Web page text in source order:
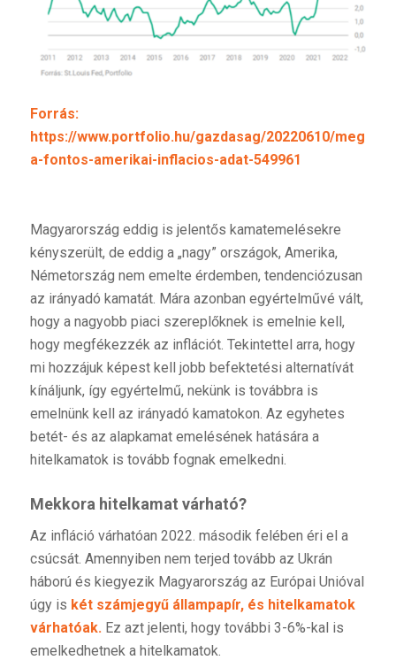
Forrás:
https://www.portfolio.hu/gazdasag/20220610/
a-fontos-amerikai-inflacios-adat-549961
Magyarország eddig is jelentős kamatemelésekre
kényszerült, de eddig a „nagy” országok, Amerika,
Németország nem emelte érdemben, tendenciózusan
az irányadó kamatát. Mára azonban egyértelművé vált,
hogy a nagyobb piaci szereplőknek is emelnie kell,
hogy megfékezzék az inflációt. Tekintettel arra, hogy
mi hozzájuk képest kell jobb befektetési alternatívát
kínáljunk, így egyértelmű, nekünk is továbbra is
emelnünk kell az irányadó kamatokon. Az egyhetes
betét- és az alapkamat emelésének hatására a
hitelkamatok is tovább fognak emelkedni.
Mekkora hitelkamat várható?
Az infláció várhatóan 2022. második felében éri el a
csúcsát. Amennyiben nem terjed tovább az Ukrán
háború és kiegyezik Magyarország az Európai Unióval
úgy is két számjegyű állampapír, és hitelkamatok
várhatóak. Ez azt jelenti, hogy további 3-6%-kal is
emelkedhetnek a hitelkamatok.